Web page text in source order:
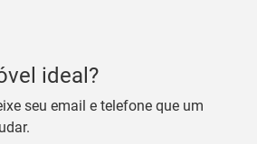
ideal?
seu email e telefone que um